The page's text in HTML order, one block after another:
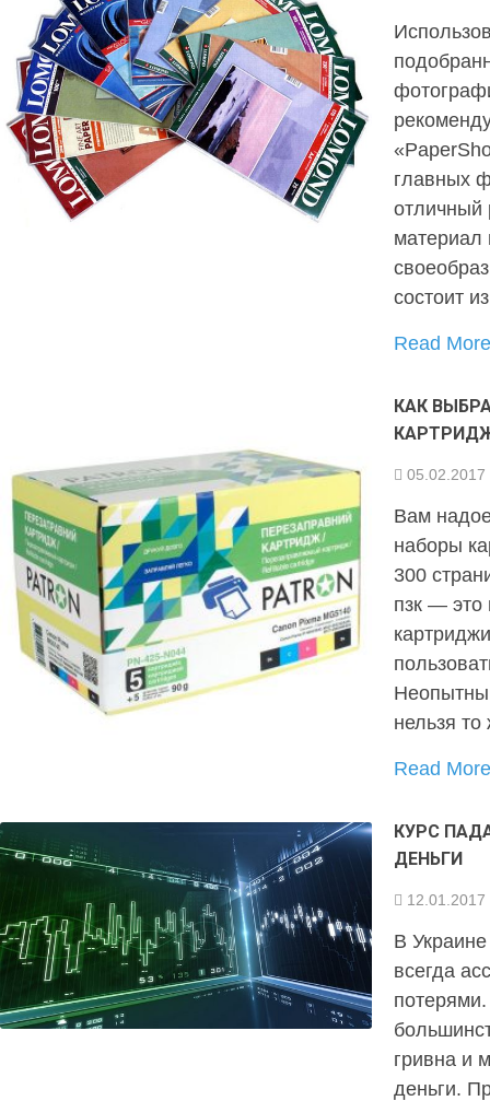
главных
отличный
материал
состоит
Read
КАК
05.02.2017
Вам
наборы
300
пзк — это
нельзя
Read
КУРС
ДЕНЬГИ
12.01.2017
В
всегда
гривна и
деньги.